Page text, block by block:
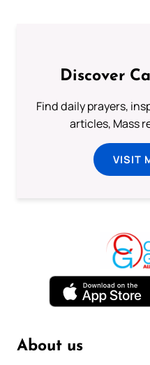
Discover
Find daily prayers,
articles, Mass
VISIT
About us